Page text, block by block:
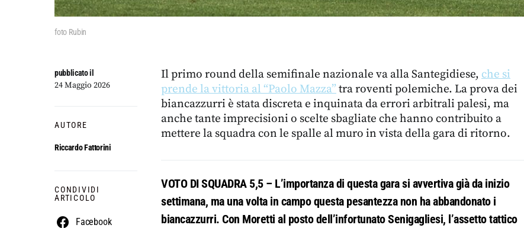
foto Rubin
pubblicato il
24 Maggio 2026
AUTORE
Riccardo Fattorini
CONDIVIDI
ARTICOLO
Facebook
Il primo round della semifinale nazionale va alla Santegidiese, che si
prende la vittoria al “Paolo Mazza” tra roventi polemiche. La prova dei
biancazzurri è stata discreta e inquinata da errori arbitrali palesi, ma
anche tante imprecisioni o scelte sbagliate che hanno contribuito a
mettere la squadra con le spalle al muro in vista della gara di ritorno.
VOTO DI SQUADRA 5,5 – L’importanza di questa gara si avvertiva già da inizio
settimana, ma una volta in campo questa pesantezza non ha abbandonato i
biancazzurri. Con Moretti al posto dell’infortunato Senigagliesi, l’assetto tattico